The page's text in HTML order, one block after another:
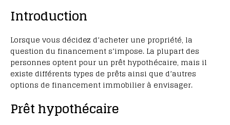
Introduction
Lorsque vous décidez d’acheter une propriété, la
question du financement s’impose. La plupart des
personnes optent pour un prêt hypothécaire, mais il
existe différents types de prêts ainsi que d’autres
options de financement immobilier à envisager.
Prêt hypothécaire